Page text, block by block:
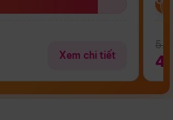
Xem chi tiết